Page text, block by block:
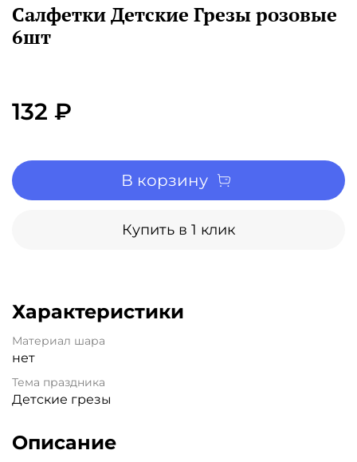
Салфетки Детские Грезы розовые
6шт
132 ₽
В корзину
Купить в 1 клик
Характеристики
Материал шара
нет
Тема праздника
Детские грезы
Описание